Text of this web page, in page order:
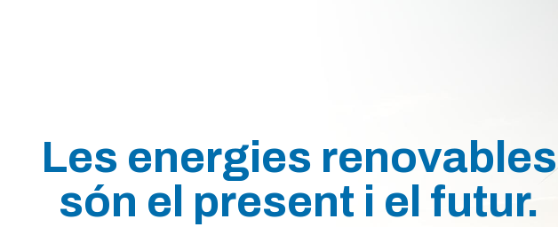
Les energies renovables
són el present i el futur.